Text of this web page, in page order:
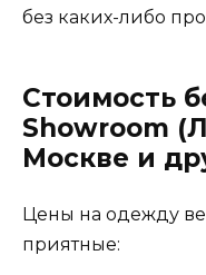
без каких-либо
Стоимость
Showroom
Москве и
Цены на одежду
приятные: